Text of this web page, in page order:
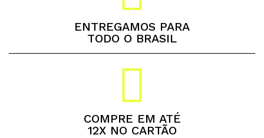
ENTREGAMOS PARA
TODO O BRASIL
COMPRE EM ATÉ
12X NO CARTÃO